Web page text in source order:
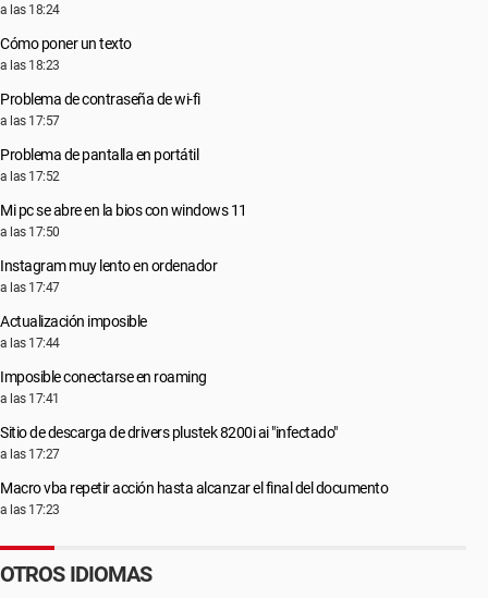
a las 18:24
Cómo poner un texto
a las 18:23
Problema de contraseña de wi-fi
a las 17:57
Problema de pantalla en portátil
a las 17:52
Mi pc se abre en la bios con windows 11
a las 17:50
Instagram muy lento en ordenador
a las 17:47
Actualización imposible
a las 17:44
Imposible conectarse en roaming
a las 17:41
Sitio de descarga de drivers plustek 8200i ai "infectado"
a las 17:27
Macro vba repetir acción hasta alcanzar el final del documento
a las 17:23
OTROS IDIOMAS